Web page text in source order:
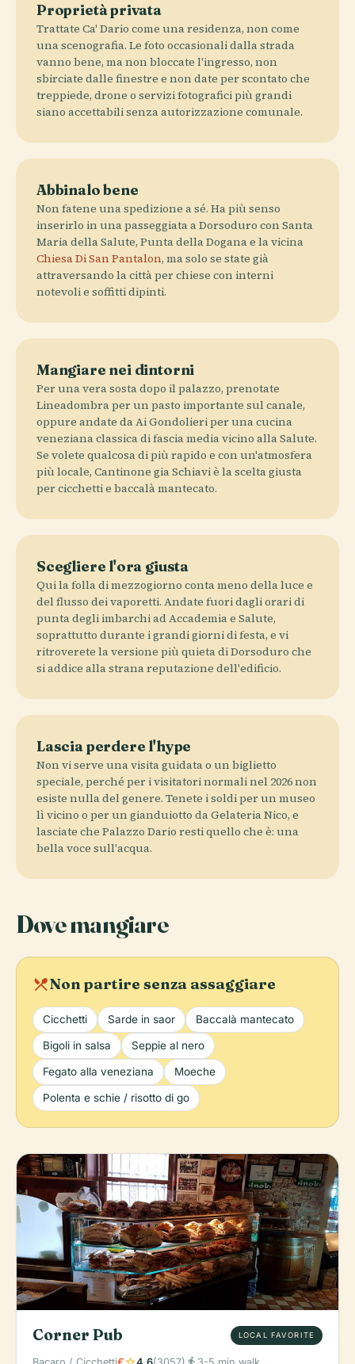
Proprietà privata
Trattate Ca' Dario come una residenza, non come
una scenografia. Le foto occasionali dalla strada
vanno bene, ma non bloccate l'ingresso, non
sbirciate dalle finestre e non date per scontato che
treppiede, drone o servizi fotografici più grandi
siano accettabili senza autorizzazione comunale.
Abbinalo bene
Non fatene una spedizione a sé. Ha più senso
inserirlo in una passeggiata a Dorsoduro con Santa
Maria della Salute, Punta della Dogana e la vicina
Chiesa Di San Pantalon, ma solo se state già
attraversando la città per chiese con interni
notevoli e soffitti dipinti.
Mangiare nei dintorni
Per una vera sosta dopo il palazzo, prenotate
Lineadombra per un pasto importante sul canale,
oppure andate da Ai Gondolieri per una cucina
veneziana classica di fascia media vicino alla Salute.
Se volete qualcosa di più rapido e con un'atmosfera
più locale, Cantinone gia Schiavi è la scelta giusta
per cicchetti e baccalà mantecato.
Scegliere l'ora giusta
Qui la folla di mezzogiorno conta meno della luce e
del flusso dei vaporetti. Andate fuori dagli orari di
punta degli imbarchi ad Accademia e Salute,
soprattutto durante i grandi giorni di festa, e vi
ritroverete la versione più quieta di Dorsoduro che
si addice alla strana reputazione dell'edificio.
Lascia perdere l'hype
Non vi serve una visita guidata o un biglietto
speciale, perché per i visitatori normali nel 2026 non
esiste nulla del genere. Tenete i soldi per un museo
lì vicino o per un gianduiotto da Gelateria Nico, e
lasciate che Palazzo Dario resti quello che è: una
bella voce sull'acqua.
Dove mangiare
local_diningNon partire senza assaggiare
Cicchetti Sarde in saor Baccalà mantecato
Bigoli in salsa Seppie al nero
Fegato alla veneziana Moeche
Polenta e schie / risotto di go
Corner Pub LOCAL FAVORITE